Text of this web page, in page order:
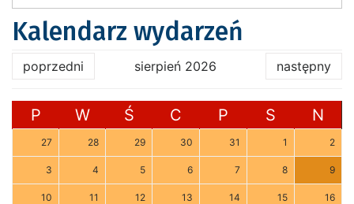
Kalendarz wydarzeń
poprzedni sierpień 2026 następny
P W Ś C P S N
27 28 29 30 31 1 2
3 4 5 6 7 8 9
10 11 12 13 14 15 16